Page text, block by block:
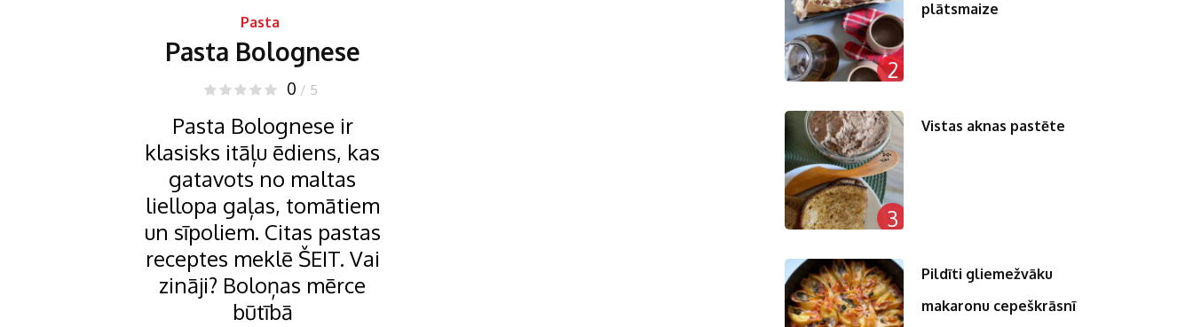
Pasta
Pasta Bolognese
0 / 5
Pasta Bolognese ir
klasisks itāļu ēdiens, kas
gatavots no maltas
liellopa gaļas, tomātiem
un sīpoliem. Citas pastas
receptes meklē ŠEIT. Vai
zināji? Boloņas mērce
būtībā
2
plātsmaize
3
Vistas aknas pastēte
Pildīti gliemežvāku
makaronu cepeškrāsnī